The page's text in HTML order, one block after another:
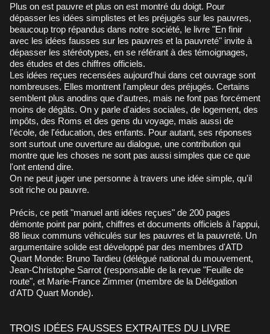
Plus on est pauvre et plus on est montré du doigt. Pour
dépasser les idées simplistes et les préjugés sur les pauvres,
beaucoup trop répandus dans notre société, le livre "En finir
avec les idées fausses sur les pauvres et la pauvreté" invite à
dépasser les stéréotypes, en se référant à des témoignages,
des études et des chiffres officiels.
Les idées reçues recensées aujourd'hui dans cet ouvrage sont
nombreuses. Elles montrent l'ampleur des préjugés. Certains
semblent plus anodins que d'autres, mais ne font pas forcément
moins de dégâts. On y parle d'aides sociales, de logement, des
impôts, des Roms et des gens du voyage, mais aussi de
l'école, de l'éducation, des enfants. Pour autant, ses réponses
sont surtout une ouverture au dialogue, une contribution qui
montre que les choses ne sont pas aussi simples que ce que
l'ont entend dire.
On ne peut juger une personne à travers une idée simple, qu'il
soit riche ou pauvre.
Précis, ce petit "manuel anti idées reçues" de 200 pages
démonte point par point, chiffres et documents officiels à l'appui,
88 lieux communs véhiculés sur les pauvres et la pauvreté. Un
argumentaire solide est développé par des membres d'ATD
Quart Monde: Bruno Tardieu (délégué national du mouvement,
Jean-Christophe Sarrot (responsable de la revue "Feuille de
route", et Marie-France Zimmer (membre de la Délégation
d'ATD Quart Monde).
TROIS IDÉES FAUSSES EXTRAITES DU LIVRE